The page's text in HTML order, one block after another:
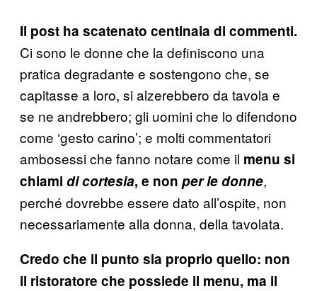
Il post ha scatenato centinaia di commenti.
Ci sono le donne che la definiscono una
pratica degradante e sostengono che, se
capitasse a loro, si alzerebbero da tavola e
se ne andrebbero; gli uomini che lo difendono
come ‘gesto carino’; e molti commentatori
ambosessi che fanno notare come il menu si
chiami di cortesia, e non per le donne,
perché dovrebbe essere dato all’ospite, non
necessariamente alla donna, della tavolata.
Credo che il punto sia proprio quello: non
il ristoratore che possiede il menu, ma il